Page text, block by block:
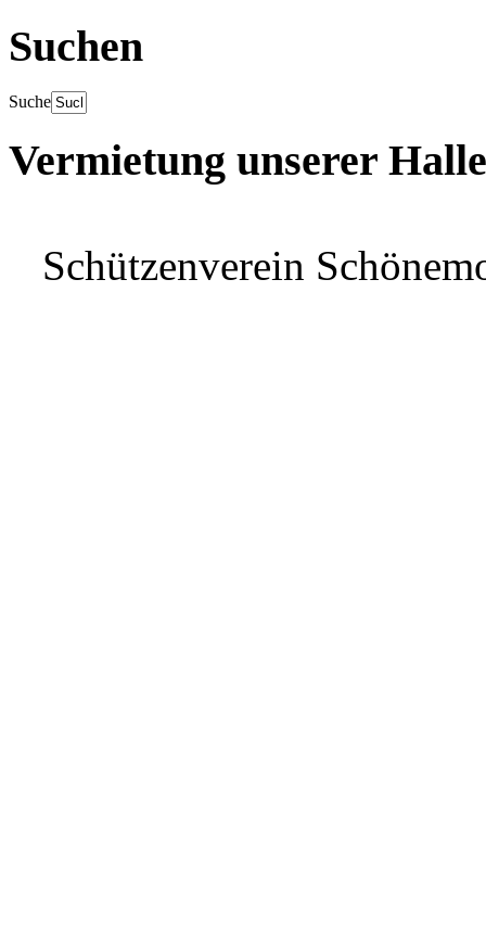
Suchen
Suche
Vermietung unserer Halle
Schützenverein